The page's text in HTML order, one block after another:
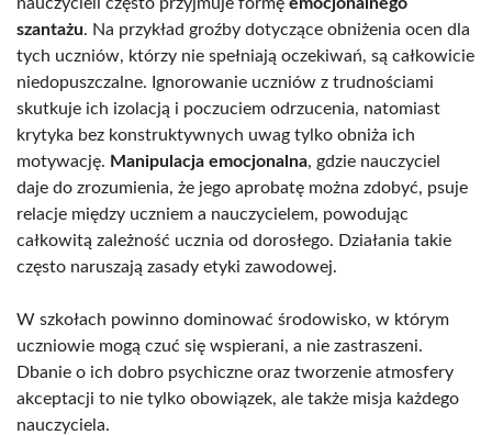
szantażu. Na przykład groźby dotyczące obniżenia ocen dla
tych uczniów, którzy nie spełniają oczekiwań, są całkowicie
niedopuszczalne. Ignorowanie uczniów z trudnościami
skutkuje ich izolacją i poczuciem odrzucenia, natomiast
krytyka bez konstruktywnych uwag tylko obniża ich
motywację. Manipulacja emocjonalna, gdzie nauczyciel
daje do zrozumienia, że jego aprobatę można zdobyć, psuje
relacje między uczniem a nauczycielem, powodując
całkowitą zależność ucznia od dorosłego. Działania takie
często naruszają zasady etyki zawodowej.
W szkołach powinno dominować środowisko, w którym
uczniowie mogą czuć się wspierani, a nie zastraszeni.
Dbanie o ich dobro psychiczne oraz tworzenie atmosfery
akceptacji to nie tylko obowiązek, ale także misja każdego
nauczyciela.